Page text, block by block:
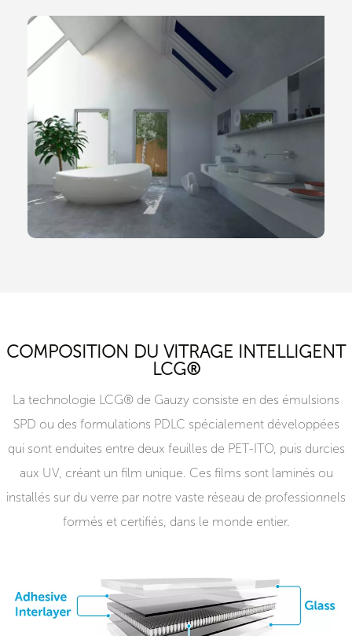
COMPOSITION DU VITRAGE INTELLIGENT
LCG®
La technologie LCG® de Gauzy consiste en des émulsions
SPD ou des formulations PDLC spécialement développées
qui sont enduites entre deux feuilles de PET-ITO, puis durcies
aux UV, créant un film unique. Ces films sont laminés ou
installés sur du verre par notre vaste réseau de professionnels
formés et certifiés, dans le monde entier.